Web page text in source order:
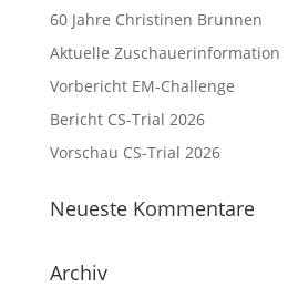
60 Jahre Christinen Brunnen
Aktuelle Zuschauerinformation
Vorbericht EM-Challenge
Bericht CS-Trial 2026
Vorschau CS-Trial 2026
Neueste Kommentare
Archiv